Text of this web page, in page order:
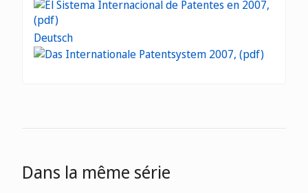
Deutsch
Dans la même série